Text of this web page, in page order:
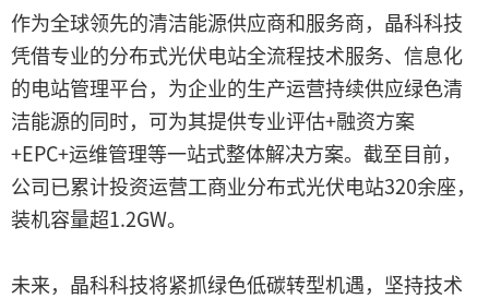
作为全球领先的清洁能源供应商和服务商，晶科科技
凭借专业的分布式光伏电站全流程技术服务、信息化
的电站管理平台，为企业的生产运营持续供应绿色清
洁能源的同时，可为其提供专业评估+融资方案
+EPC+运维管理等一站式整体解决方案。截至目前，
公司已累计投资运营工商业分布式光伏电站320余座，
装机容量超1.2GW。
未来，晶科科技将紧抓绿色低碳转型机遇，坚持技术